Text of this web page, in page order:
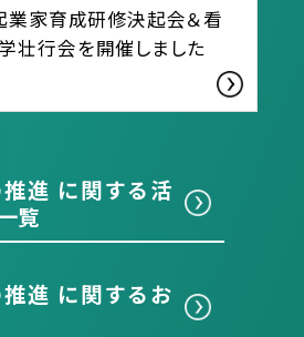
家育成研修決起会＆看
壮行会を開催しました
進 に関する活
覧
進 に関するお